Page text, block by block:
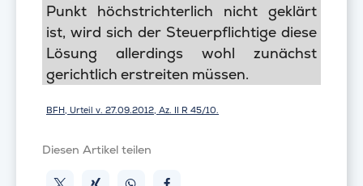
Punkt höchstrichterlich nicht geklärt
ist, wird sich der Steuerpflichtige diese
Lösung allerdings wohl zunächst
gerichtlich erstreiten müssen.
BFH, Urteil v. 27.09.2012, Az. II R 45/10.
Diesen Artikel teilen